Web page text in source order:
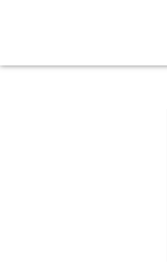
содержимому